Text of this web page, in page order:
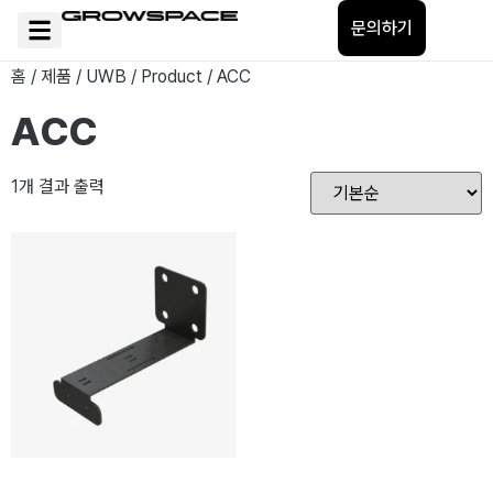
문의하기
홈 / 제품 / UWB / Product / ACC
ACC
1개 결과 출력